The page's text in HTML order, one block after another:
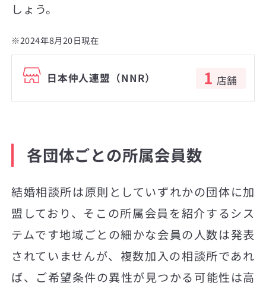
しょう。
※2024年8月20日現在
日本仲人連盟（NNR） 1 店舗
各団体ごとの所属会員数
結婚相談所は原則としていずれかの団体に加
盟しており、そこの所属会員を紹介するシス
テムです地域ごとの細かな会員の人数は発表
されていませんが、複数加入の相談所であれ
ば、ご希望条件の異性が見つかる可能性は高